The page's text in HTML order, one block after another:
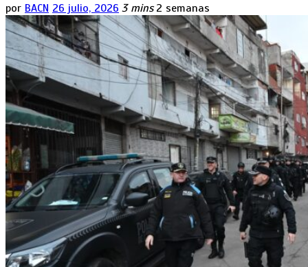
por BACN 26 julio, 2026 3 mins 2 semanas